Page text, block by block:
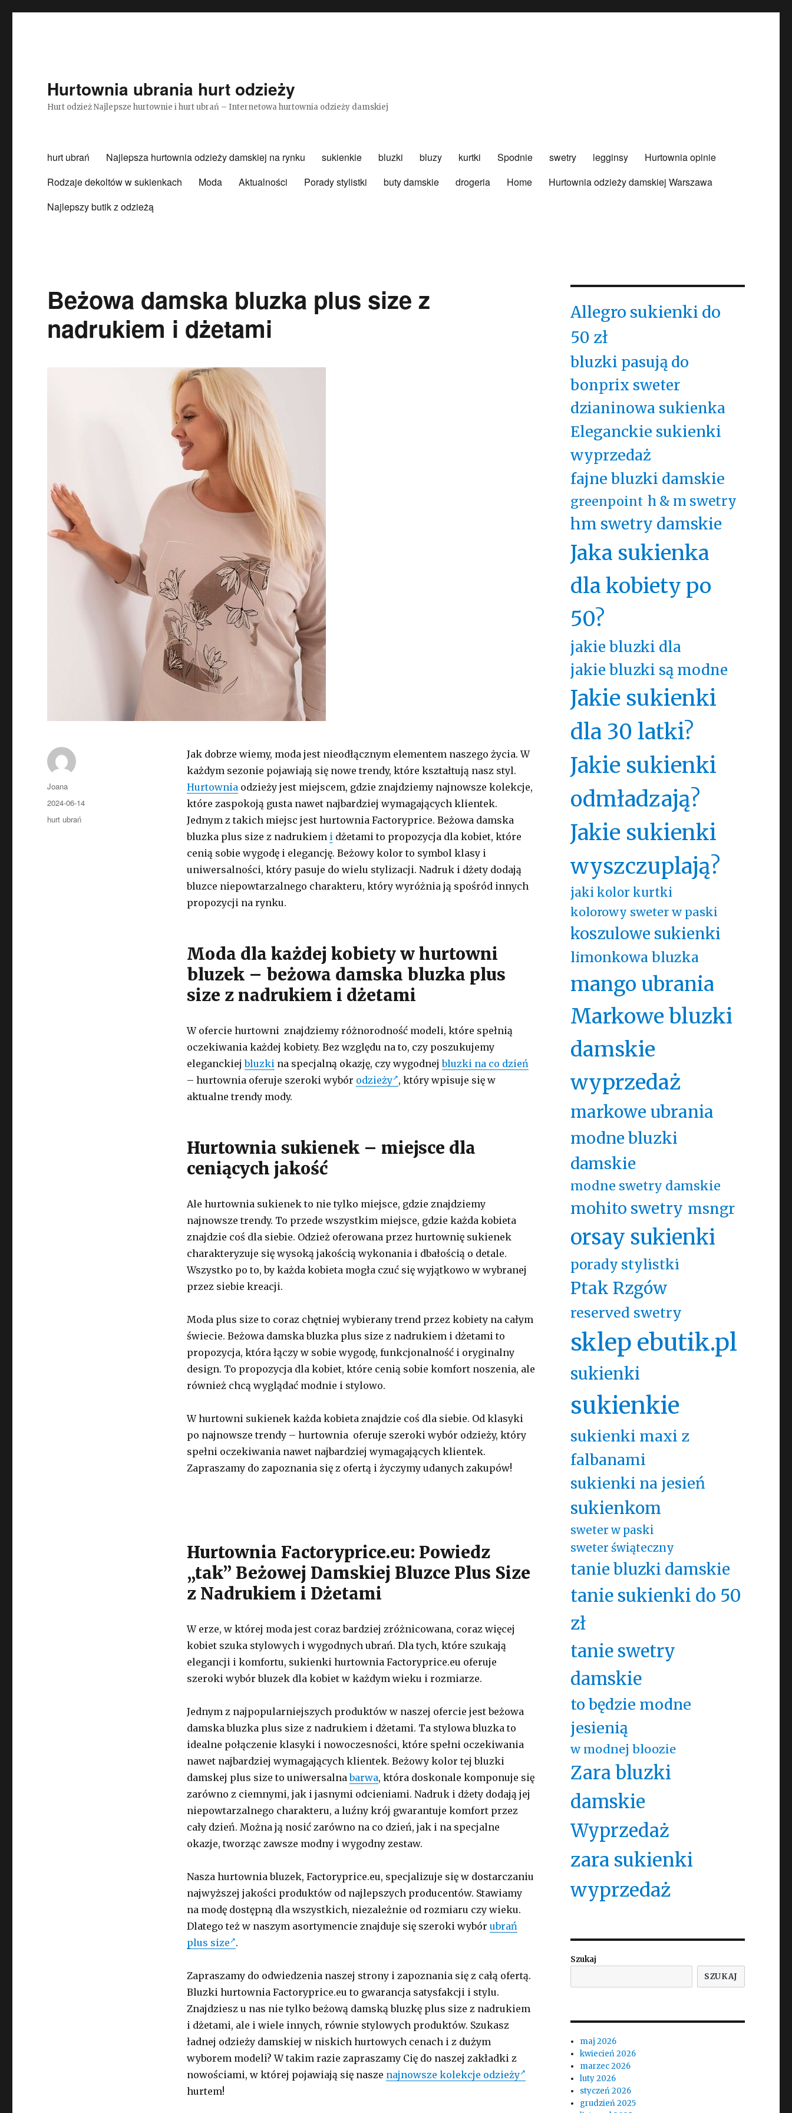
Hurtownia ubrania hurt odzieży
Hurt odzież Najlepsze hurtownie i hurt ubrań – Internetowa hurtownia odzieży damskiej
hurt ubrań Najlepsza hurtownia odzieży damskiej na rynku sukienkie bluzki bluzy kurtki Spodnie swetry legginsy
Hurtownia opinie
Rodzaje dekoltów w sukienkach
Moda Aktualności Porady stylistki buty damskie drogeria Home
Hurtownia odzieży damskiej Warszawa
Najlepszy butik z odzieżą
Beżowa damska bluzka plus size z
nadrukiem i dżetami
Jak dobrze wiemy, moda jest nieodłącznym elementem naszego życia. W
każdym sezonie pojawiają się nowe trendy, które kształtują nasz styl.
Hurtowniaodzieży jest miejscem, gdzie znajdziemy najnowsze kolekcje,
które zaspokoją gusta nawet najbardziej wymagających klientek.
Jednym z takich miejsc jest hurtownia Factoryprice. Beżowa damska
bluzka plus size z nadrukiem idżetami to propozycja dla kobiet, które
cenią sobie wygodę i elegancję. Beżowy kolor to symbol klasy i
uniwersalności, który pasuje do wielu stylizacji. Nadruk i dżety dodają
bluzce niepowtarzalnego charakteru, który wyróżnia ją spośród innych
propozycji na rynku.
Moda dla każdej kobiety w hurtowni
bluzek – beżowa damska bluzka plus
size z nadrukiem i dżetami
W ofercie hurtowni znajdziemy różnorodność modeli, które spełnią
oczekiwania każdej kobiety. Bez względu na to, czy poszukujemy
eleganckiejbluzkina specjalną okazję, czy wygodnejbluzki na co dzień
– hurtownia oferuje szeroki wybór odzieży , który wpisuje się w
aktualne trendy mody.
Hurtownia sukienek – miejsce dla
ceniących jakość
Ale hurtownia sukienek to nie tylko miejsce, gdzie znajdziemy
najnowsze trendy. To przede wszystkim miejsce, gdzie każda kobieta
znajdzie coś dla siebie. Odzież oferowana przez hurtownię sukienek
charakteryzuje się wysoką jakością wykonania i dbałością o detale.
Wszystko po to, by każda kobieta mogła czuć się wyjątkowo w wybranej
przez siebie kreacji.
Moda plus size to coraz chętniej wybierany trend przez kobiety na całym
świecie. Beżowa damska bluzka plus size z nadrukiem i dżetami to
propozycja, która łączy w sobie wygodę, funkcjonalność i oryginalny
design. To propozycja dla kobiet, które cenią sobie komfort noszenia, ale
również chcą wyglądać modnie i stylowo.
W hurtowni sukienek każda kobieta znajdzie coś dla siebie. Od klasyki
po najnowsze trendy – hurtownia oferuje szeroki wybór odzieży, który
spełni oczekiwania nawet najbardziej wymagających klientek.
Zapraszamy do zapoznania się z ofertą i życzymy udanych zakupów!
Hurtownia Factoryprice.eu: Powiedz
„tak” Beżowej Damskiej Bluzce Plus Size
z Nadrukiem i Dżetami
W erze, w której moda jest coraz bardziej zróżnicowana, coraz więcej
kobiet szuka stylowych i wygodnych ubrań. Dla tych, które szukają
elegancji i komfortu, sukienki hurtownia Factoryprice.eu oferuje
szeroki wybór bluzek dla kobiet w każdym wieku i rozmiarze.
Jednym z najpopularniejszych produktów w naszej ofercie jest beżowa
damska bluzka plus size z nadrukiem i dżetami. Ta stylowa bluzka to
idealne połączenie klasyki i nowoczesności, które spełni oczekiwania
nawet najbardziej wymagających klientek. Beżowy kolor tej bluzki
damskej plus size to uniwersalnabarwa, która doskonale komponuje się
zarówno z ciemnymi, jak i jasnymi odcieniami. Nadruk i dżety dodają jej
niepowtarzalnego charakteru, a luźny krój gwarantuje komfort przez
cały dzień. Można ją nosić zarówno na co dzień, jak i na specjalne
okazje, tworząc zawsze modny i wygodny zestaw.
Nasza hurtownia bluzek, Factoryprice.eu, specjalizuje się w dostarczaniu
najwyższej jakości produktów od najlepszych producentów. Stawiamy
na modę dostępną dla wszystkich, niezależnie od rozmiaru czy wieku.
Dlatego też w naszym asortymencie znajduje się szeroki wybór ubrań
plus size .
Zapraszamy do odwiedzenia naszej strony i zapoznania się z całą ofertą.
Bluzki hurtownia Factoryprice.eu to gwarancja satysfakcji i stylu.
Znajdziesz u nas nie tylko beżową damską bluzkę plus size z nadrukiem
i dżetami, ale i wiele innych, równie stylowych produktów. Szukasz
ładnej odzieży damskiej w niskich hurtowych cenach i z dużym
wyborem modeli? W takim razie zapraszamy Cię do naszej zakładki z
nowościami, w której pojawiają się nasze najnowsze kolekcje odzieży
hurtem!
Autor
Joana
Opublikowano
2024-06-14
Kategorie
hurt ubrań
Allegro sukienki do
50 zł
bluzki pasują do
bonprix sweter
dzianinowa sukienka
Eleganckie sukienki
wyprzedaż
fajne bluzki damskie
greenpoint h & m swetry
hm swetry damskie
Jaka sukienka
dla kobiety po
50?
jakie bluzki dla
jakie bluzki są modne
Jakie sukienki
dla 30 latki?
Jakie sukienki
odmładzają?
Jakie sukienki
wyszczuplają?
jaki kolor kurtki
kolorowy sweter w paski
koszulowe sukienki
limonkowa bluzka
mango ubrania
Markowe bluzki
damskie
wyprzedaż
markowe ubrania
modne bluzki
damskie
modne swetry damskie
mohito swetry msngr
orsay sukienki
porady stylistki
Ptak Rzgów
reserved swetry
sklep ebutik.pl
sukienki
sukienkie
sukienki maxi z
falbanami
sukienki na jesień
sukienkom
sweter w paski
sweter świąteczny
tanie bluzki damskie
tanie sukienki do 50
zł
tanie swetry
damskie
to będzie modne
jesienią
w modnej bloozie
Zara bluzki
damskie
Wyprzedaż
zara sukienki
wyprzedaż
Szukaj
SZUKAJ
maj 2026
kwiecień 2026
marzec 2026
luty 2026
styczeń 2026
grudzień 2025